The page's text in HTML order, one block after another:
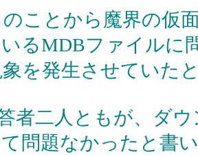
ことから魔界の仮
いるMDBファイルに
を発生させていた
者二人ともが、ダ
問題なかったと書